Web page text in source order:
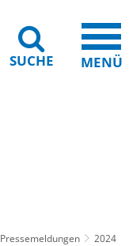
SUCHE MENÜ
Pressemeldungen
2024